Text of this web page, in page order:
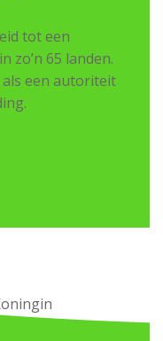
tot een
zo’n 65 landen.
een autoriteit